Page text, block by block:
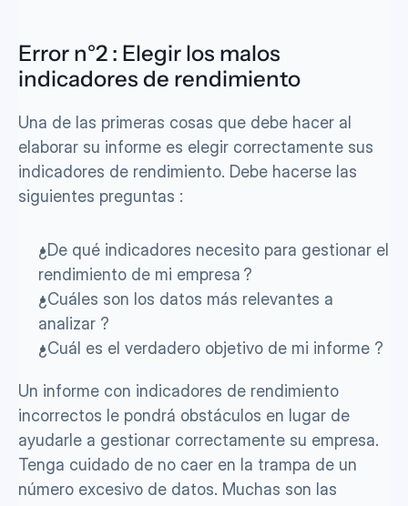
Error n°2 : Elegir los malos
indicadores de rendimiento
Una de las primeras cosas que debe hacer al
elaborar su informe es elegir correctamente sus
indicadores de rendimiento. Debe hacerse las
siguientes preguntas :
¿De qué indicadores necesito para gestionar el
rendimiento de mi empresa ?
¿Cuáles son los datos más relevantes a
analizar ?
¿Cuál es el verdadero objetivo de mi informe ?
Un informe con indicadores de rendimiento
incorrectos le pondrá obstáculos en lugar de
ayudarle a gestionar correctamente su empresa.
Tenga cuidado de no caer en la trampa de un
número excesivo de datos. Muchas son las